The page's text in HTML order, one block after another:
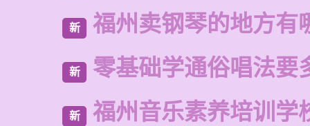
新 福州卖钢琴的地方有
新 零基础学通俗唱法要
新 福州音乐素养培训学